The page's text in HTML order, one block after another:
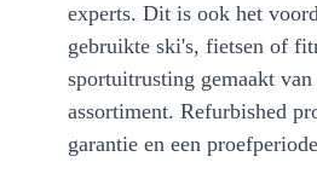
experts. Dit is ook het
gebruikte ski's, fietsen of
sportuitrusting gemaakt
assortiment. Refurbished
garantie en een